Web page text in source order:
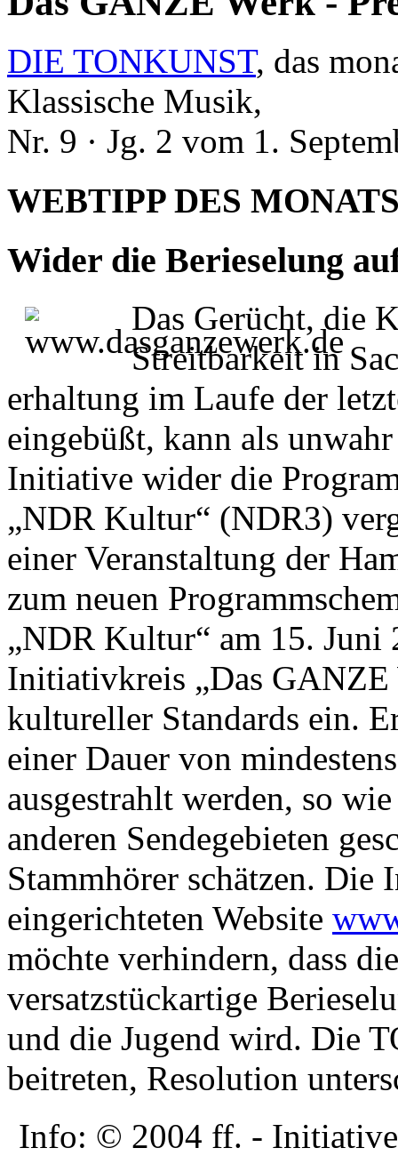
DIE TONKUNST, das
Klassische Musik,
Nr. 9 · Jg. 2 vom 1.
WEBTIPP DES
Wider die Berieselung
Das Gerücht, die
Streitbarkeit in
erhaltung im Laufe der
eingebüßt, kann als
Initiative wider die
„NDR Kultur“ (NDR3)
einer Veranstaltung der
zum neuen
„NDR Kultur“ am 15. Juni
Initiativkreis „Das
kultureller Standards ein.
einer Dauer von
ausgestrahlt werden, so
anderen Sendegebieten
Stammhörer schätzen. Die
eingerichteten Website
möchte verhindern, dass
versatzstückartige
und die Jugend wird. Die
beitreten, Resolution
Info: © 2004 ff. -